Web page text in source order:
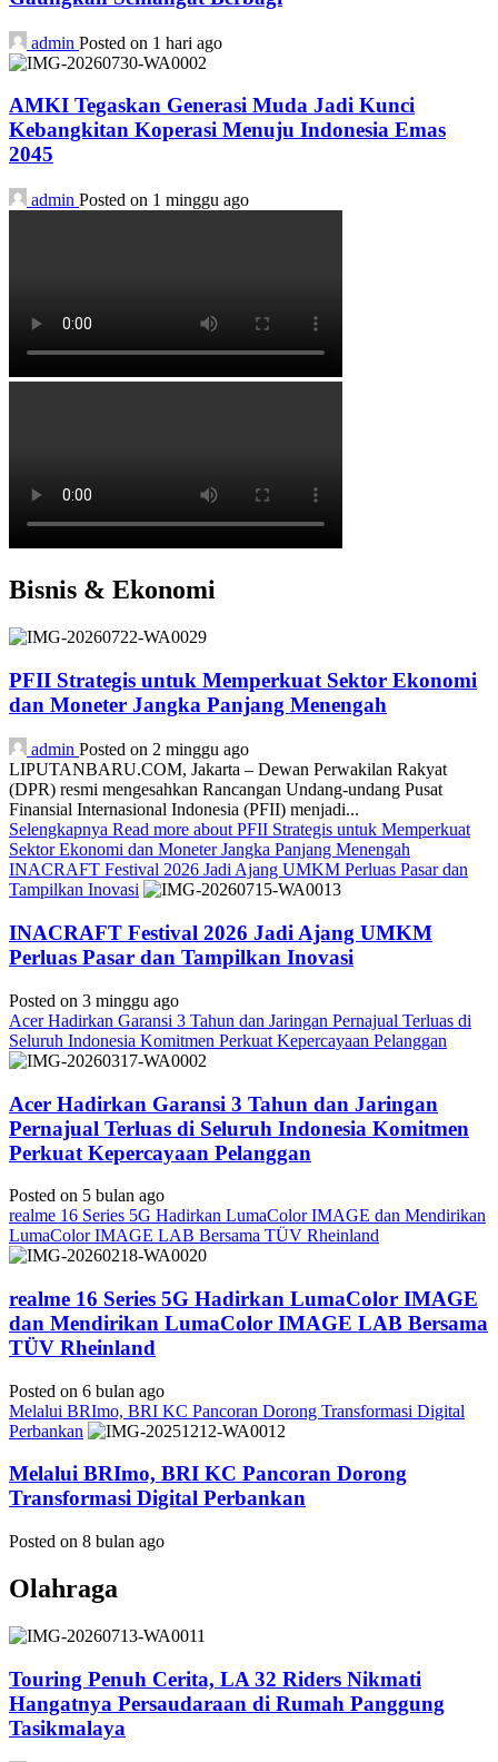
admin Posted on 1 hari ago
AMKI Tegaskan Generasi Muda Jadi Kunci
Kebangkitan Koperasi Menuju Indonesia Emas
2045
admin Posted on 1 minggu ago
Bisnis & Ekonomi
PFII Strategis untuk Memperkuat Sektor Ekonomi
dan Moneter Jangka Panjang Menengah
admin Posted on 2 minggu ago
LIPUTANBARU.COM, Jakarta – Dewan Perwakilan Rakyat
(DPR) resmi mengesahkan Rancangan Undang-undang Pusat
Finansial Internasional Indonesia (PFII) menjadi...
Selengkapnya Read more about PFII Strategis untuk Memperkuat
Sektor Ekonomi dan Moneter Jangka Panjang Menengah
INACRAFT Festival 2026 Jadi Ajang UMKM Perluas Pasar dan
Tampilkan Inovasi
INACRAFT Festival 2026 Jadi Ajang UMKM
Perluas Pasar dan Tampilkan Inovasi
Posted on 3 minggu ago
Acer Hadirkan Garansi 3 Tahun dan Jaringan Pernajual Terluas di
Seluruh Indonesia Komitmen Perkuat Kepercayaan Pelanggan
Acer Hadirkan Garansi 3 Tahun dan Jaringan
Pernajual Terluas di Seluruh Indonesia Komitmen
Perkuat Kepercayaan Pelanggan
Posted on 5 bulan ago
realme 16 Series 5G Hadirkan LumaColor IMAGE dan Mendirikan
LumaColor IMAGE LAB Bersama TÜV Rheinland
realme 16 Series 5G Hadirkan LumaColor IMAGE
dan Mendirikan LumaColor IMAGE LAB Bersama
TÜV Rheinland
Posted on 6 bulan ago
Melalui BRImo, BRI KC Pancoran Dorong Transformasi Digital
Perbankan
Melalui BRImo, BRI KC Pancoran Dorong
Transformasi Digital Perbankan
Posted on 8 bulan ago
Olahraga
Touring Penuh Cerita, LA 32 Riders Nikmati
Hangatnya Persaudaraan di Rumah Panggung
Tasikmalaya